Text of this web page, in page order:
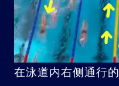
在泳道内右侧通行